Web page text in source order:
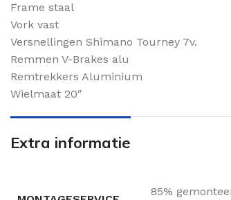
Frame staal
Vork vast
Versnellingen Shimano Tourney 7v.
Remmen V-Brakes alu
Remtrekkers Aluminium
Wielmaat 20″
Extra informatie
85%